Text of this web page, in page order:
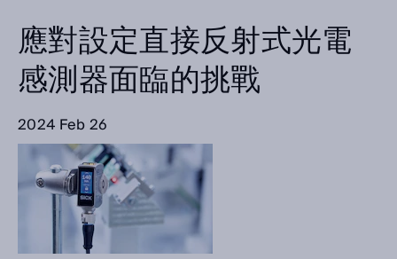
應對設定直接反射式光電
感測器面臨的挑戰
2024 Feb 26